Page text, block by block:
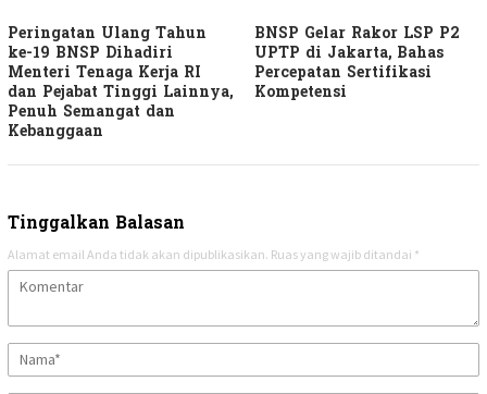
Peringatan Ulang Tahun
ke-19 BNSP Dihadiri
Menteri Tenaga Kerja RI
dan Pejabat Tinggi Lainnya,
Penuh Semangat dan
Kebanggaan
BNSP Gelar Rakor LSP P2
UPTP di Jakarta, Bahas
Percepatan Sertifikasi
Kompetensi
Tinggalkan Balasan
Alamat email Anda tidak akan dipublikasikan. Ruas yang wajib ditandai *